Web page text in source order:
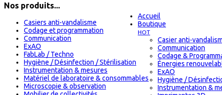
Accueil
Boutique
HOT
Casier anti-
Communication
Codage &
Énergies
ExAO
Hygiène /
Instrumentation &
Nos produits...
Casiers anti-vandalisme
Codage et programmation
Communication
ExAO
FabLab / Techno
Hygiène / Désinfection / Stérilisation
Instrumentation & mesures
Matériel de laboratoire & consommables
Microscopie & observation